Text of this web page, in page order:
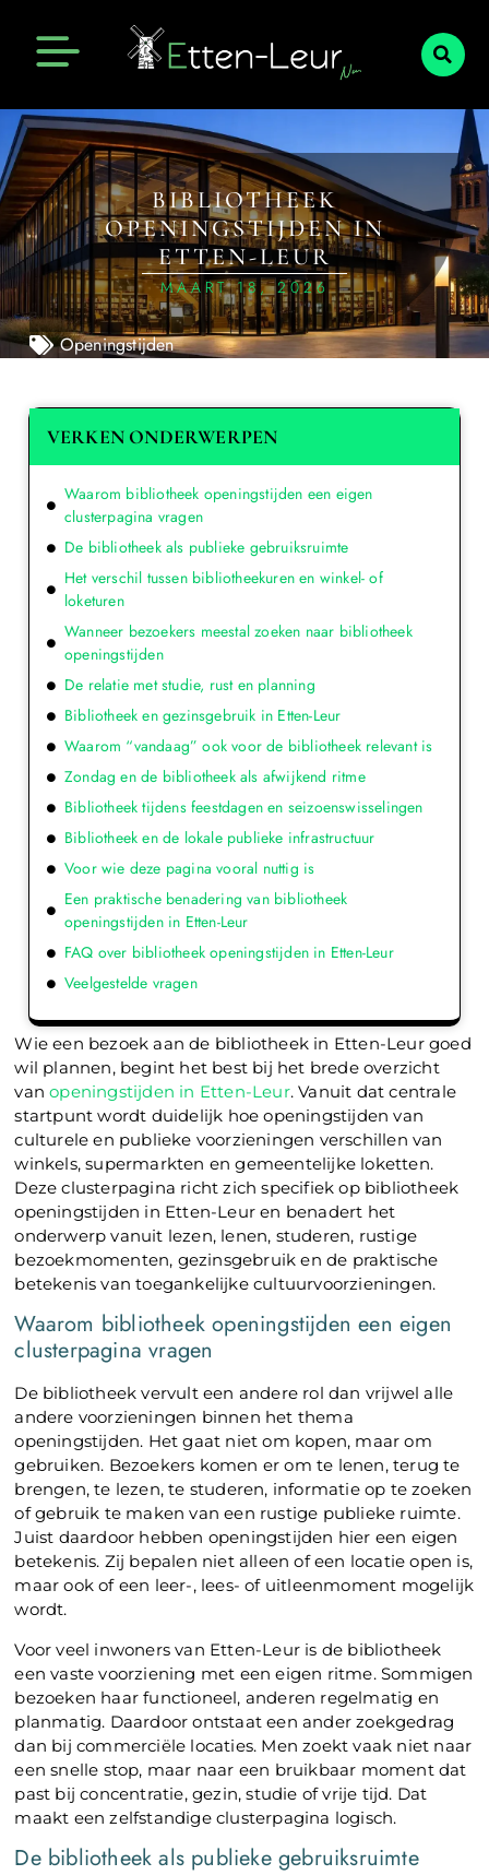
BIBLIOTHEEK
OPENINGSTIJDEN IN
ETTEN-LEUR
MAART 18, 2026
Openingstijden
Wie een bezoek aan de bibliotheek in Etten-Leur goed
wil plannen, begint het best bij het brede overzicht
vanopeningstijden in Etten-Leur. Vanuit dat centrale
startpunt wordt duidelijk hoe openingstijden van
culturele en publieke voorzieningen verschillen van
winkels, supermarkten en gemeentelijke loketten.
Deze clusterpagina richt zich specifiek op bibliotheek
openingstijden in Etten-Leur en benadert het
onderwerp vanuit lezen, lenen, studeren, rustige
bezoekmomenten, gezinsgebruik en de praktische
betekenis van toegankelijke cultuurvoorzieningen.
Waarom bibliotheek openingstijden een eigen
clusterpagina vragen
De bibliotheek vervult een andere rol dan vrijwel alle
andere voorzieningen binnen het thema
openingstijden. Het gaat niet om kopen, maar om
gebruiken. Bezoekers komen er om te lenen, terug te
brengen, te lezen, te studeren, informatie op te zoeken
of gebruik te maken van een rustige publieke ruimte.
Juist daardoor hebben openingstijden hier een eigen
betekenis. Zij bepalen niet alleen of een locatie open is,
maar ook of een leer-, lees- of uitleenmoment mogelijk
wordt.
Voor veel inwoners van Etten-Leur is de bibliotheek
een vaste voorziening met een eigen ritme. Sommigen
bezoeken haar functioneel, anderen regelmatig en
planmatig. Daardoor ontstaat een ander zoekgedrag
dan bij commerciële locaties. Men zoekt vaak niet naar
een snelle stop, maar naar een bruikbaar moment dat
past bij concentratie, gezin, studie of vrije tijd. Dat
maakt een zelfstandige clusterpagina logisch.
De bibliotheek als publieke gebruiksruimte
VERKEN ONDERWERPEN
Waarom bibliotheek openingstijden een eigen
clusterpagina vragen
De bibliotheek als publieke gebruiksruimte
Het verschil tussen bibliotheekuren en winkel- of
loketuren
Wanneer bezoekers meestal zoeken naar bibliotheek
openingstijden
De relatie met studie, rust en planning
Bibliotheek en gezinsgebruik in Etten-Leur
Waarom “vandaag” ook voor de bibliotheek relevant is
Zondag en de bibliotheek als afwijkend ritme
Bibliotheek tijdens feestdagen en seizoenswisselingen
Bibliotheek en de lokale publieke infrastructuur
Voor wie deze pagina vooral nuttig is
Een praktische benadering van bibliotheek
openingstijden in Etten-Leur
FAQ over bibliotheek openingstijden in Etten-Leur
Veelgestelde vragen